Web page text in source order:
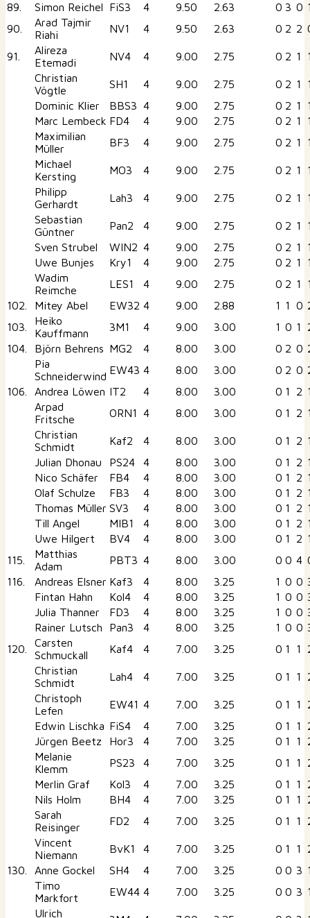
89.
Simon Reichel FiS3 4 9.50 2.63 0 3 0
90.
Arad Tajmir
Riahi
NV1 4 9.50 2.63 0 2 2
91.
Alireza
Etemadi
NV4 4 9.00 2.75 0 2 1
Christian
Vögtle
SH1 4 9.00 2.75 0 2 1
Dominic Klier
BBS3 4 9.00 2.75 0 2 1
Marc Lembeck FD4 4 9.00 2.75 0 2 1
Maximilian
Müller
BF3 4 9.00 2.75 0 2 1
Michael
Kersting
MO3 4 9.00 2.75 0 2 1
Philipp
Gerhardt
Lah3 4 9.00 2.75 0 2 1
Sebastian
Güntner
Pan2 4 9.00 2.75 0 2 1
Sven Strubel
WIN2 4 9.00 2.75 0 2 1
Uwe Bunjes
Kry1 4 9.00 2.75 0 2 1
Wadim
Reimche
LES1 4 9.00 2.75 0 2 1
102.
Mitey Abel EW32 4 9.00 2.88 1 1 0
103.
Heiko
Kauffmann
3M1 4 9.00 3.00 1 0 1
104.
Björn Behrens MG2 4 8.00 3.00 0 2 0
Pia
Schneiderwind EW43 4 8.00 3.00 0 2 0
106.
Andrea Löwen IT2 4 8.00 3.00 0 1 2
Arpad
Fritsche
ORN1 4 8.00 3.00 0 1 2
Christian
Schmidt
Kaf2 4 8.00 3.00 0 1 2
Julian Dhonau
PS24 4 8.00 3.00 0 1 2
Nico Schäfer
FB4 4 8.00 3.00 0 1 2
Olaf Schulze
FB3 4 8.00 3.00 0 1 2
Thomas Müller SV3 4 8.00 3.00 0 1 2
Till Angel
MIB1 4 8.00 3.00 0 1 2
Uwe Hilgert
BV4 4 8.00 3.00 0 1 2
115.
Matthias
Adam
PBT3 4 8.00 3.00 0 0 4
116.
Andreas Elsner Kaf3 4 8.00 3.25 1 0 0
Fintan Hahn
Kol4 4 8.00 3.25 1 0 0
Julia Thanner
FD3 4 8.00 3.25 1 0 0
Rainer Lutsch
Pan3 4 8.00 3.25 1 0 0
120.
Carsten
Schmuckall
Kaf4 4 7.00 3.25 0 1 1
Christian
Schmidt
Lah4 4 7.00 3.25 0 1 1
Christoph
Lefen
EW41 4 7.00 3.25 0 1 1
Edwin Lischka FiS4 4 7.00 3.25 0 1 1
Jürgen Beetz
Hor3 4 7.00 3.25 0 1 1
Melanie
Klemm
PS23 4 7.00 3.25 0 1 1
Merlin Graf
Kol3 4 7.00 3.25 0 1 1
Nils Holm
BH4 4 7.00 3.25 0 1 1
Sarah
Reisinger
FD2 4 7.00 3.25 0 1 1
Vincent
Niemann
BvK1 4 7.00 3.25 0 1 1
130.
Anne Gockel SH4 4 7.00 3.25 0 0 3
Timo
Markfort
EW44 4 7.00 3.25 0 0 3
Ulrich